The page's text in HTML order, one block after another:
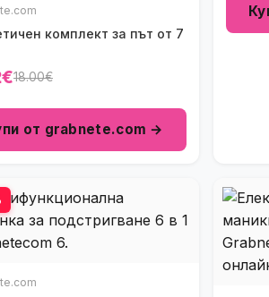
комплект за път от 7
18.00€
от grabnete.com →